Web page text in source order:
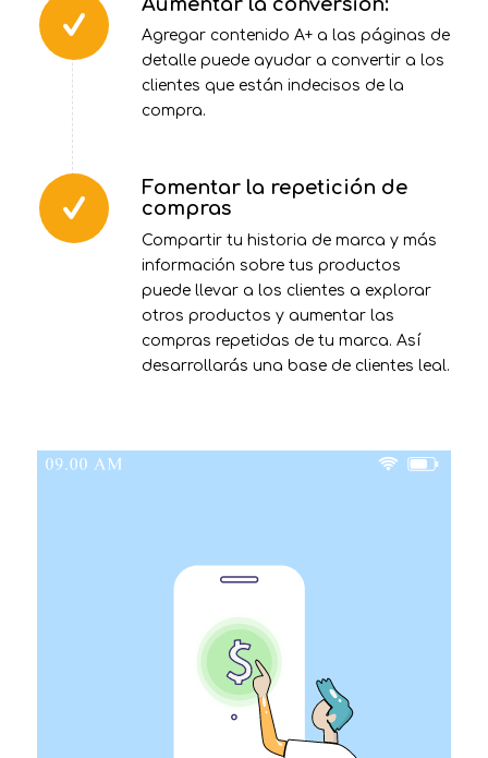
Agregar contenido A+ a las páginas de
detalle puede ayudar a convertir a los
clientes que están indecisos de la
compra.
Fomentar la repetición de
compras
Compartir tu historia de marca y más
información sobre tus productos
puede llevar a los clientes a explorar
otros productos y aumentar las
compras repetidas de tu marca. Así
desarrollarás una base de clientes leal.